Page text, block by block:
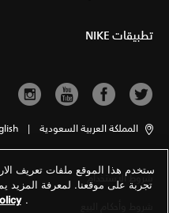
تطبيقات NIKE
المملكة العربية السعودية |
شروط الاستخدام
ستخدم هذا الموقع ملفات تعريف
تجربة على موقعنا. لمعرفة المزيد
.